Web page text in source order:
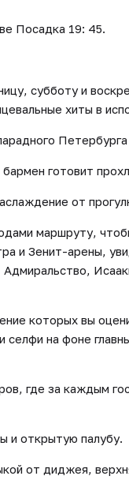
Посадка 19: 45.
субботу и
хиты в
готовит
от
маршруту,
и Зенит-арены,
которых вы
на фоне
где за каждым
и открытую палубу.
от диджея,